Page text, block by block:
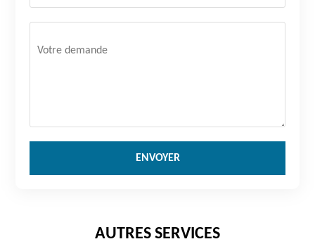
AUTRES SERVICES